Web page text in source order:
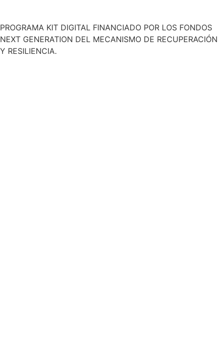
PROGRAMA KIT DIGITAL FINANCIADO POR LOS FONDOS
NEXT GENERATION DEL MECANISMO DE RECUPERACIÓN
Y RESILIENCIA.